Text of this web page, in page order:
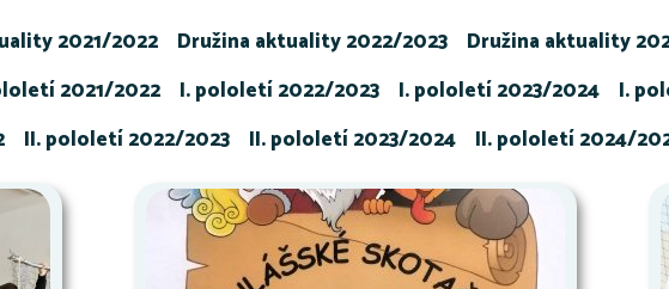
2021/2022 Družina aktuality 2022/2023 Družina aktuality
2021/2022 I. pololetí 2022/2023 I. pololetí 2023/2024 I.
II. pololetí 2022/2023 II. pololetí 2023/2024 II. pololetí 2024/